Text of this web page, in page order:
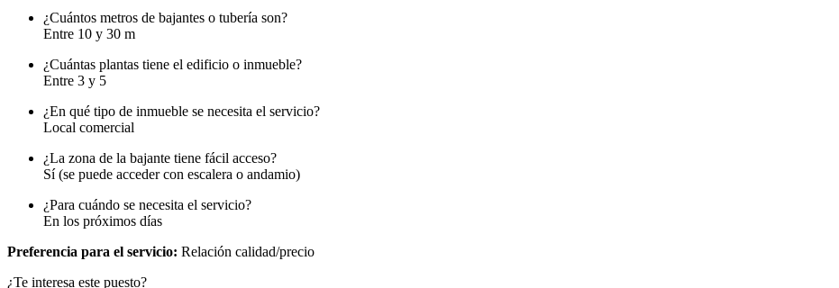
¿Cuántos metros de bajantes o tubería son?
Entre 10 y 30 m
¿Cuántas plantas tiene el edificio o inmueble?
Entre 3 y 5
¿En qué tipo de inmueble se necesita el servicio?
Local comercial
¿La zona de la bajante tiene fácil acceso?
Sí (se puede acceder con escalera o andamio)
¿Para cuándo se necesita el servicio?
En los próximos días
Preferencia para el servicio: Relación calidad/precio
¿Te interesa este puesto?